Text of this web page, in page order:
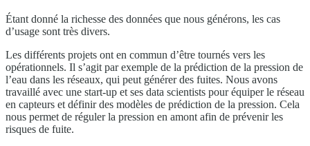
Étant donné la richesse des données que nous générons, les cas
d’usage sont très divers.
Les différents projets ont en commun d’être tournés vers les
opérationnels. Il s’agit par exemple de la prédiction de la pression de
l’eau dans les réseaux, qui peut générer des fuites. Nous avons
travaillé avec une start-up et ses data scientists pour équiper le réseau
en capteurs et définir des modèles de prédiction de la pression. Cela
nous permet de réguler la pression en amont afin de prévenir les
risques de fuite.